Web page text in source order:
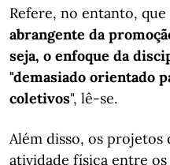
Refere, no entanto, que
abrangente da
seja, o enfoque da
"demasiado orientado
coletivos", lê-se.
Além disso, os projetos
atividade física entre